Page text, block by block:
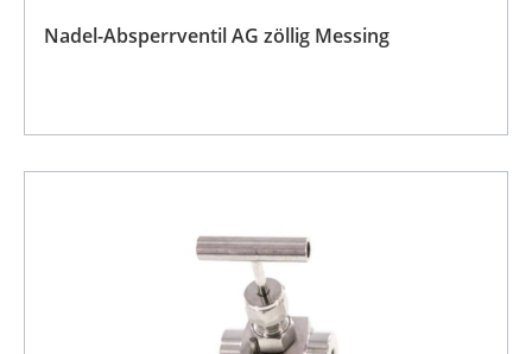
Nadel-Absperrventil AG zöllig Messing